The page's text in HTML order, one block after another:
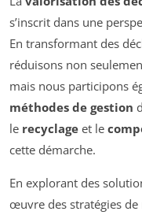
s’inscrit dans une
En transformant des
réduisons non
mais nous participons
méthodes de gestion
le recyclage et le
cette démarche.
En explorant des
œuvre des stratégies de